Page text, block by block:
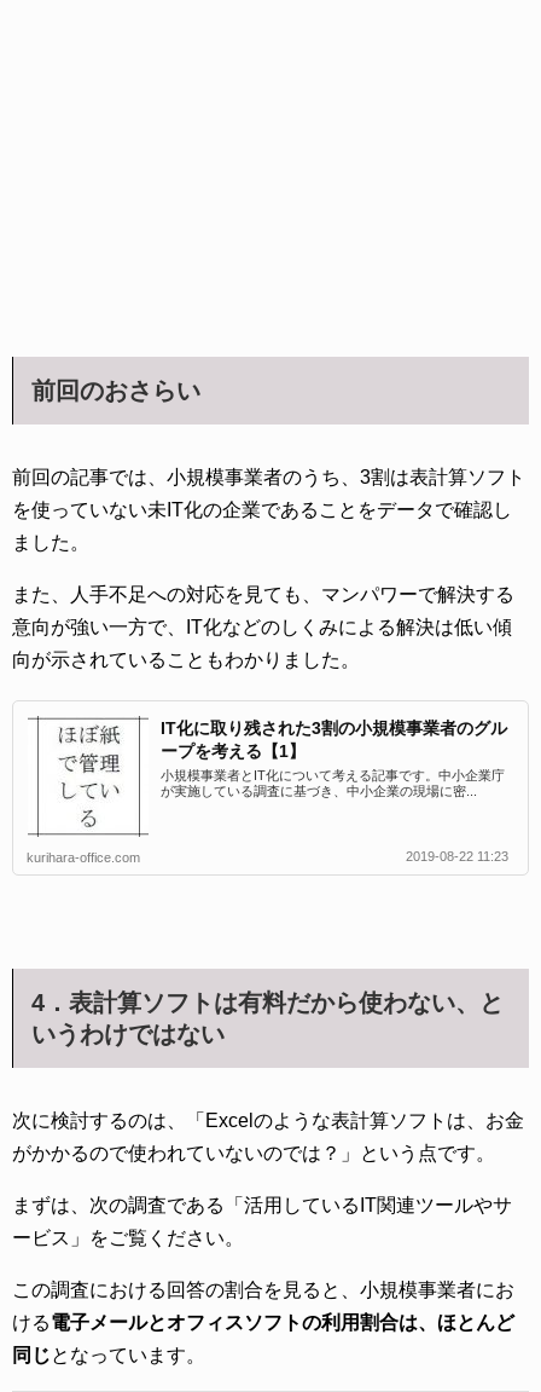
前回のおさらい
前回の記事では、小規模事業者のうち、3割は表計算ソフト
を使っていない未IT化の企業であることをデータで確認し
ました。
また、人手不足への対応を見ても、マンパワーで解決する
意向が強い一方で、IT化などのしくみによる解決は低い傾
向が示されていることもわかりました。
IT化に取り残された3割の小規模事業者のグル
ープを考える【1】
小規模事業者とIT化について考える記事です。中小企業庁
が実施している調査に基づき、中小企業の現場に密...
kurihara-office.com 2019-08-22 11:23
4．表計算ソフトは有料だから使わない、と
いうわけではない
次に検討するのは、「Excelのような表計算ソフトは、お金
がかかるので使われていないのでは？」という点です。
まずは、次の調査である「活用しているIT関連ツールやサ
ービス」をご覧ください。
この調査における回答の割合を見ると、小規模事業者にお
ける電子メールとオフィスソフトの利用割合は、ほとんど
同じとなっています。